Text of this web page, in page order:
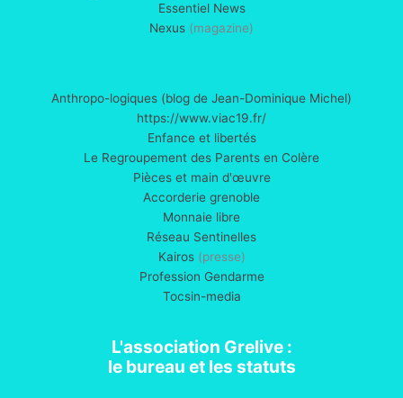
Essentiel News
Nexus (magazine)
Anthropo-logiques (blog de Jean-Dominique Michel)
https://www.viac19.fr/
Enfance et libertés
Le Regroupement des Parents en Colère
Pièces et main d'œuvre
Accorderie grenoble
Monnaie libre
Réseau Sentinelles
Kairos(presse)
Profession Gendarme
Tocsin-media
L'association Grelive :
le bureau et les statuts